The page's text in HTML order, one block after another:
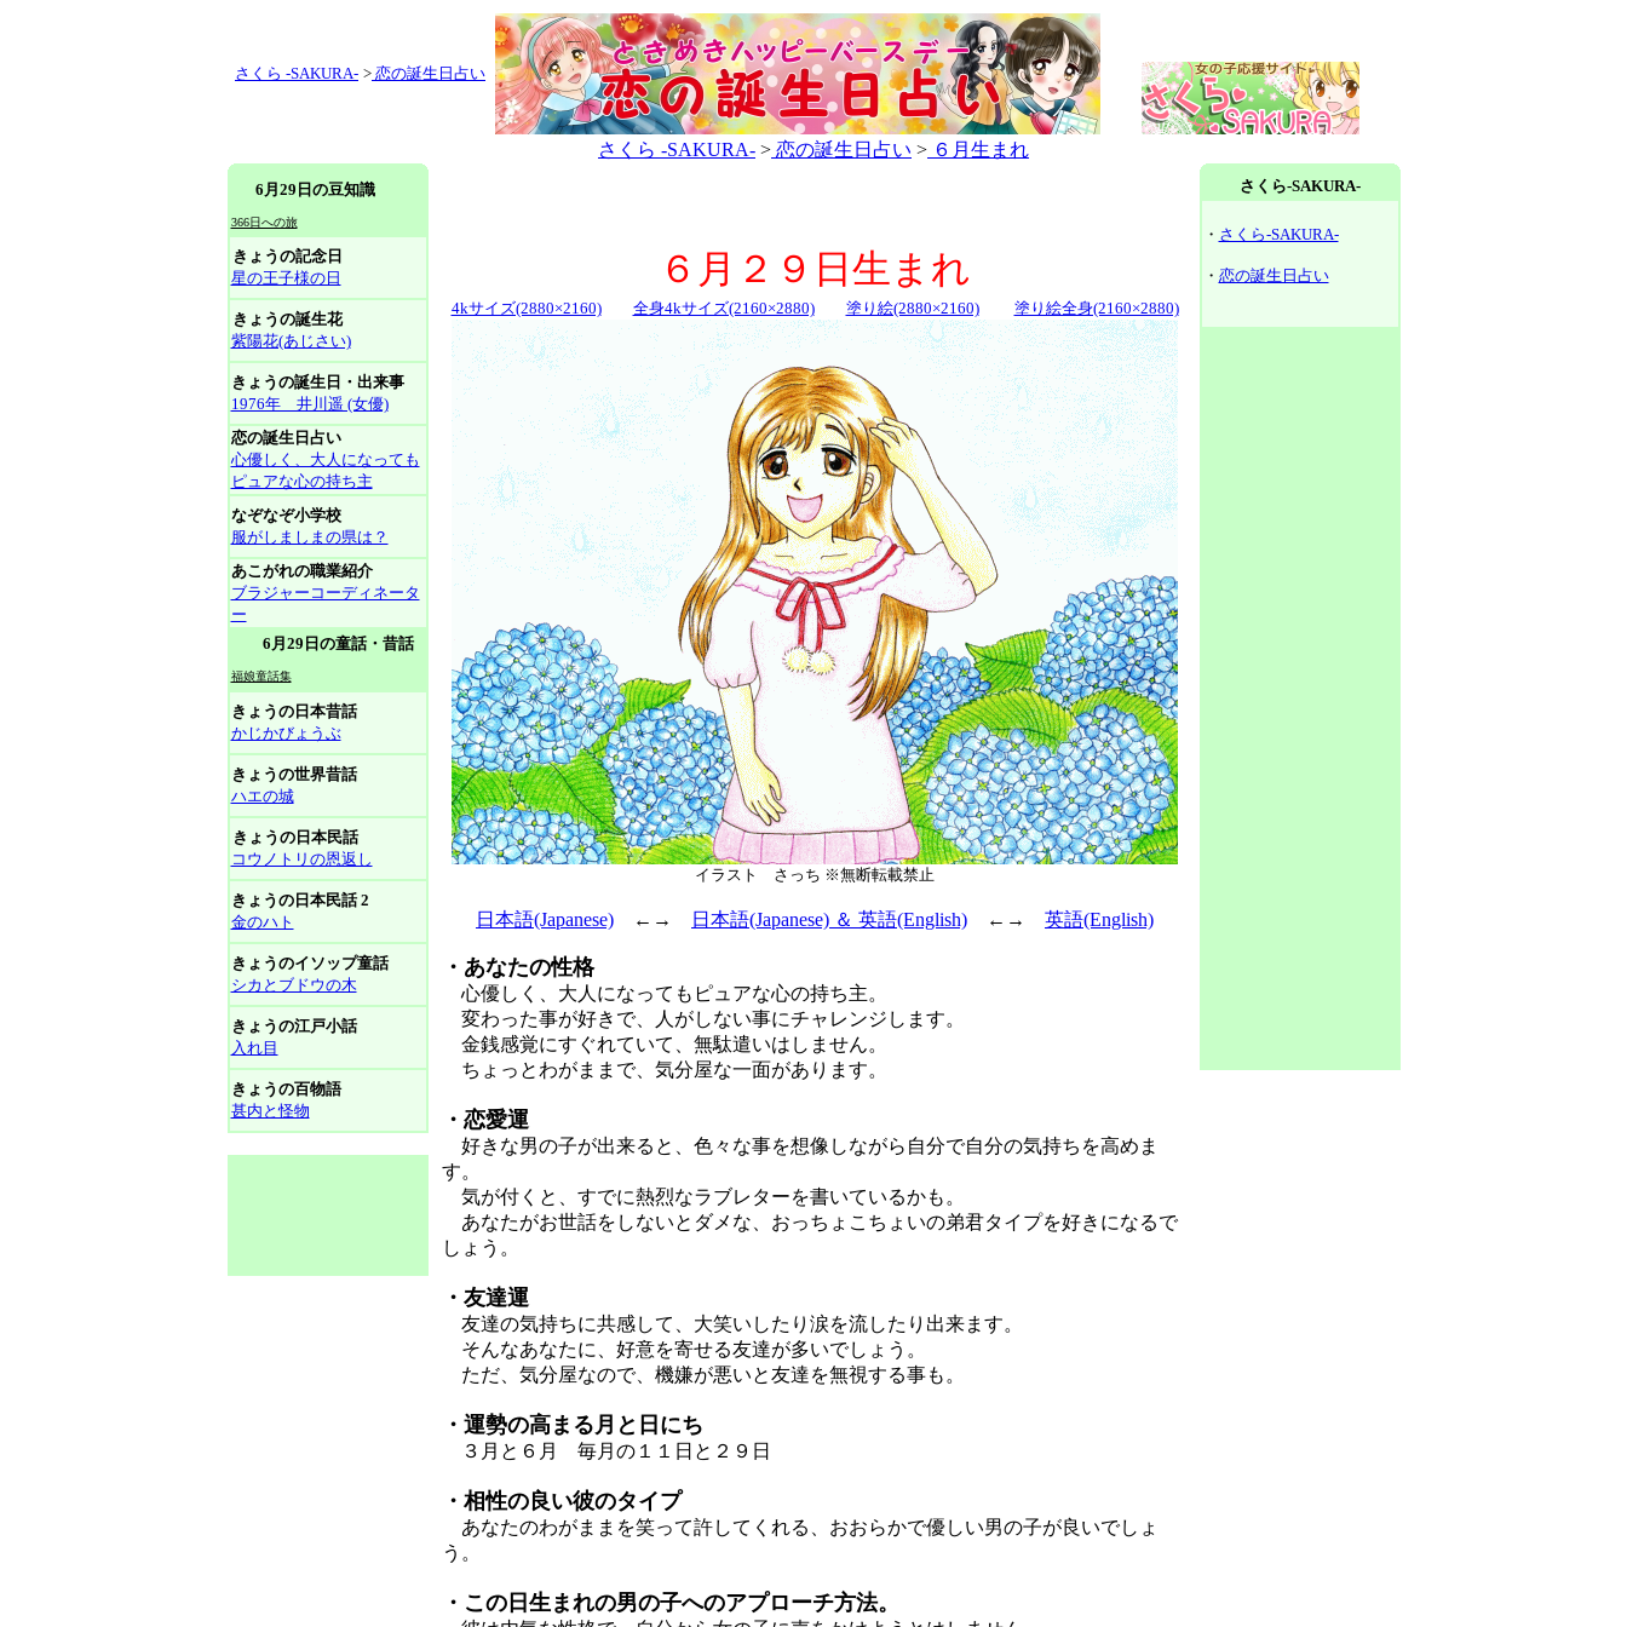
さくら -SAKURA- > 恋の誕生日占い
さくら -SAKURA- > 恋の誕生日占い > ６月生まれ
6月29日の豆知識
366日への旅
きょうの記念日
星の王子様の日
きょうの誕生花
紫陽花(あじさい)
きょうの誕生日・出来事
1976年 井川遥 (女優)
恋の誕生日占い
心優しく、大人になっても
ピュアな心の持ち主
なぞなぞ小学校
服がしましまの県は？
あこがれの職業紹介
ブラジャーコーディネータ
ー
6月29日の童話・昔話
福娘童話集
きょうの日本昔話
かじかびょうぶ
きょうの世界昔話
ハエの城
きょうの日本民話
コウノトリの恩返し
きょうの日本民話 2
金のハト
きょうのイソップ童話
シカとブドウの木
きょうの江戸小話
入れ目
きょうの百物語
甚内と怪物
６月２９日生まれ
4kサイズ(2880×2160) 全身4kサイズ(2160×2880) 塗り絵(2880×2160) 塗り絵全身(2160×2880)
イラスト さっち ※無断転載禁止
日本語(Japanese) ←→ 日本語(Japanese) ＆ 英語(English) ←→ 英語(English)
・あなたの性格
心優しく、大人になってもピュアな心の持ち主。
変わった事が好きで、人がしない事にチャレンジします。
金銭感覚にすぐれていて、無駄遣いはしません。
ちょっとわがままで、気分屋な一面があります。
・恋愛運
好きな男の子が出来ると、色々な事を想像しながら自分で自分の気持ちを高めま
す。
気が付くと、すでに熱烈なラブレターを書いているかも。
あなたがお世話をしないとダメな、おっちょこちょいの弟君タイプを好きになるで
しょう。
・友達運
友達の気持ちに共感して、大笑いしたり涙を流したり出来ます。
そんなあなたに、好意を寄せる友達が多いでしょう。
ただ、気分屋なので、機嫌が悪いと友達を無視する事も。
・運勢の高まる月と日にち
３月と６月 毎月の１１日と２９日
・相性の良い彼のタイプ
あなたのわがままを笑って許してくれる、おおらかで優しい男の子が良いでしょ
う。
・この日生まれの男の子へのアプローチ方法。
さくら-SAKURA-
・ さくら-SAKURA-
・ 恋の誕生日占い